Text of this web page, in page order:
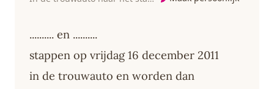
.......... en ..........
stappen op vrijdag 16 december 2011
in de trouwauto en worden dan